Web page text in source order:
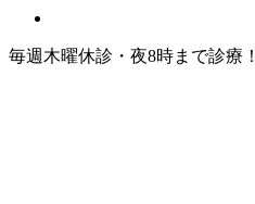
毎週木曜休診・夜8時まで診療！